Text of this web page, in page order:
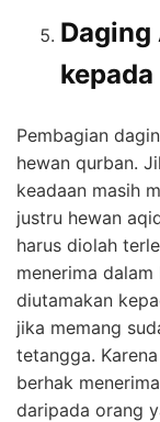
Pembagian
hewan qurban.
keadaan masih
justru hewan
harus diolah
menerima
diutamakan
jika memang
tetangga.
berhak
daripada orang